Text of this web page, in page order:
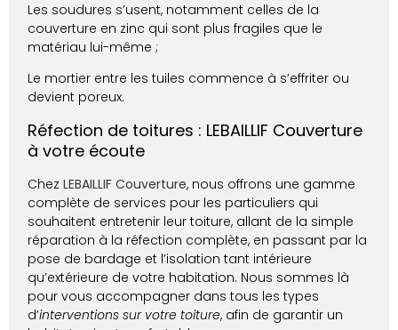
Les soudures s’usent, notamment celles de la
couverture en zinc qui sont plus fragiles que le
matériau lui-même ;
Le mortier entre les tuiles commence à s’effriter ou
devient poreux.
Réfection de toitures​ : LEBAILLIF Couverture
à votre écoute
ChezLEBAILLIF Couverture, nous offrons une gamme
complète de services pour les particuliers qui
souhaitent entretenir leur toiture, allant de la simple
réparation à la réfection complète, en passant par la
pose de bardage et l’isolation tant intérieure
qu’extérieure de votre habitation. Nous sommes là
pour vous accompagner dans tous les types
d’interventions sur votre toiture, afin de garantir un